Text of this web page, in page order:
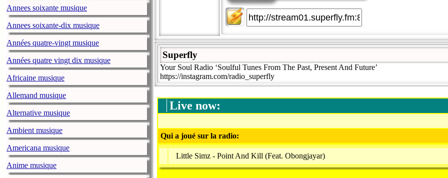
Annees soixante musique
Annees soixante-dix musique
Années quatre-vingt musique
Années quatre vingt dix musique
Africaine musique
Allemand musique
Alternative musique
Ambient musique
Americana musique
Anime musique
Superfly
Your Soul Radio ‘Soulful Tunes From The Past, Present And Future’
https://instagram.com/radio_superfly
Live now:
Qui a joué sur la radio:
Little Simz - Point And Kill (Feat. Obongjayar)